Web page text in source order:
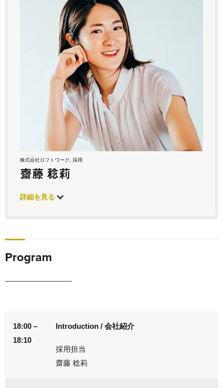
株式会社ロフトワーク, 採用
齋藤 稔莉
詳細を見る
Program
18:00 –
18:10
Introduction / 会社紹介
採用担当
齋藤 稔莉